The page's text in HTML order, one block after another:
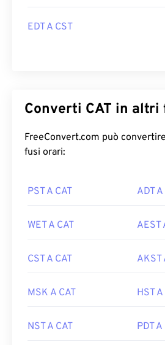
EDT A CST
Converti CAT in altri
FreeConvert.com può
fusi orari:
PST A CAT ADT A
WET A CAT AEST
CST A CAT AKST
MSK A CAT HST A
NST A CAT PDT A